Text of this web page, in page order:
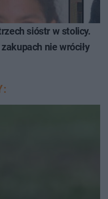
sióstr w stolicy.
nie wróciły